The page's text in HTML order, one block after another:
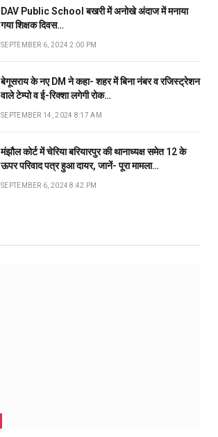
DAV Public School बखरी में अनोखे अंदाज में मनाया
गया शिक्षक दिवस…
SEPTEMBER 6, 2024 2:00 PM
बेगूसराय के नए DM ने कहा- शहर में बिना नंबर व रजिस्ट्रेशन
वाले टेम्पो व ई-रिक्शा लगेगी रोक…
SEPTEMBER 14, 2024 8:17 AM
मंझौल कोर्ट में चेरिया बरियारपुर की थानाध्यक्ष समेत 12 के
ऊपर परिवाद पत्र हुआ दायर, जानें- पूरा मामला…
SEPTEMBER 6, 2024 8:42 PM